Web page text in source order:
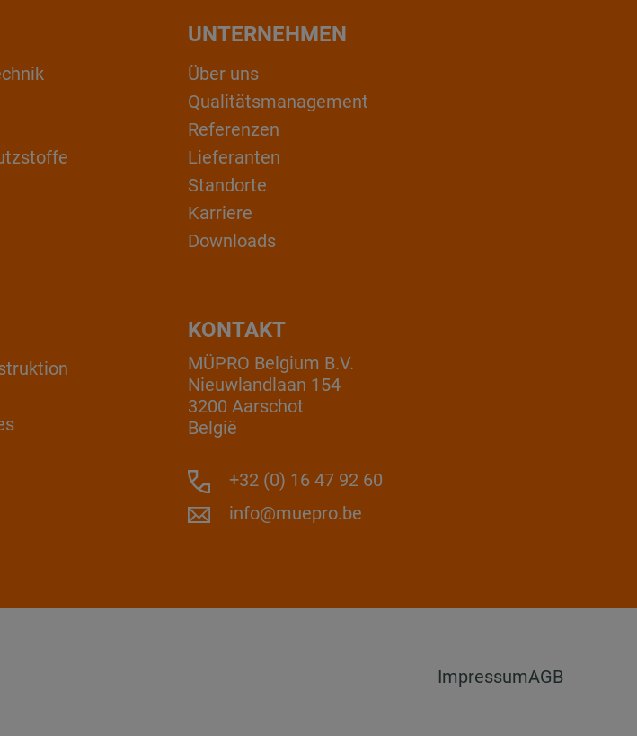
UNTERNEHMEN
Über uns
Qualitätsmanagement
Referenzen
Lieferanten
Standorte
Karriere
Downloads
KONTAKT
MÜPRO Belgium B.V.
Nieuwlandlaan 154
3200 Aarschot
België
+32 (0) 16 47 92 60
info@muepro.be
ImpressumAGB